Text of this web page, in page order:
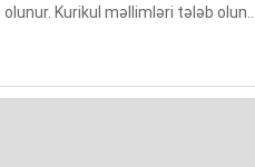
Kurikul məllimləri tələb olunur.
yox. Ünvanlarımı...